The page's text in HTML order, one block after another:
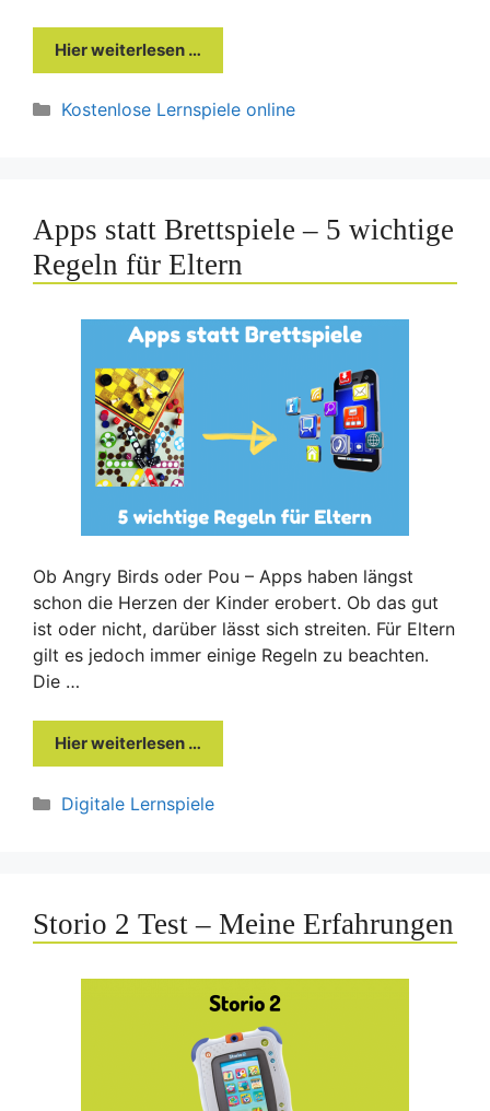
Hier weiterlesen …
Kategorien
Kostenlose Lernspiele online
Apps statt Brettspiele – 5 wichtige
Regeln für Eltern
Ob Angry Birds oder Pou – Apps haben längst
schon die Herzen der Kinder erobert. Ob das gut
ist oder nicht, darüber lässt sich streiten. Für Eltern
gilt es jedoch immer einige Regeln zu beachten.
Die …
Hier weiterlesen …
Kategorien
Digitale Lernspiele
Storio 2 Test – Meine Erfahrungen